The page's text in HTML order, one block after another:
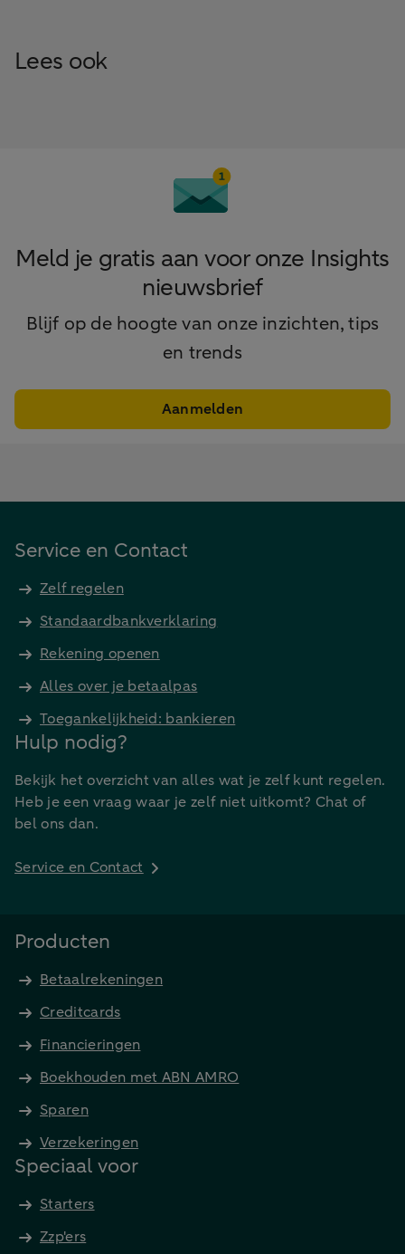
Lees ook
Meld je gratis aan voor onze Insights
nieuwsbrief
Blijf op de hoogte van onze inzichten, tips
en trends
Aanmelden
Service en Contact
Zelf regelen
Standaardbankverklaring
Rekening openen
Alles over je betaalpas
Toegankelijkheid: bankieren
Hulp nodig?
Bekijk het overzicht van alles wat je zelf kunt regelen.
Heb je een vraag waar je zelf niet uitkomt? Chat of
bel ons dan.
Service en Contact
Producten
Betaalrekeningen
Creditcards
Financieringen
Boekhouden met ABN AMRO
Sparen
Verzekeringen
Speciaal voor
Starters
Zzp'ers